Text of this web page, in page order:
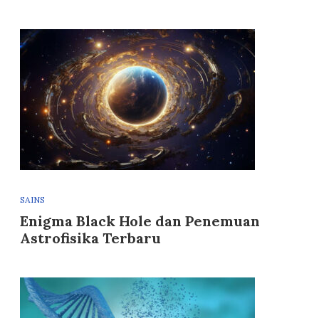
SAINS
Enigma Black Hole dan Penemuan
Astrofisika Terbaru